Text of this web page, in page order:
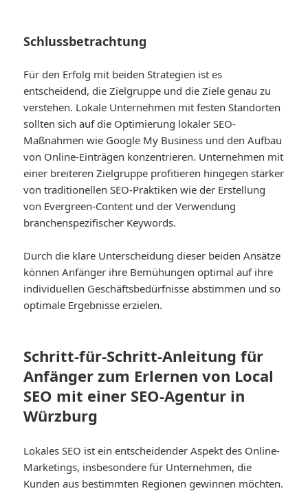
Schlussbetrachtung
Für den Erfolg mit beiden Strategien ist es
entscheidend, die Zielgruppe und die Ziele genau zu
verstehen. Lokale Unternehmen mit festen Standorten
sollten sich auf die Optimierung lokaler SEO-
Maßnahmen wie Google My Business und den Aufbau
von Online-Einträgen konzentrieren. Unternehmen mit
einer breiteren Zielgruppe profitieren hingegen stärker
von traditionellen SEO-Praktiken wie der Erstellung
von Evergreen-Content und der Verwendung
branchenspezifischer Keywords.
Durch die klare Unterscheidung dieser beiden Ansätze
können Anfänger ihre Bemühungen optimal auf ihre
individuellen Geschäftsbedürfnisse abstimmen und so
optimale Ergebnisse erzielen.
Schritt-für-Schritt-Anleitung für
Anfänger zum Erlernen von Local
SEO mit einer SEO-Agentur in
Würzburg
Lokales SEO ist ein entscheidender Aspekt des Online-
Marketings, insbesondere für Unternehmen, die
Kunden aus bestimmten Regionen gewinnen möchten.